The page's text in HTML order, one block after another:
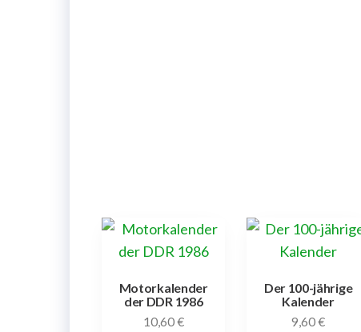
Motorkalender
der DDR 1986
10,60€
Der 100-jährige
Kalender
9,60€